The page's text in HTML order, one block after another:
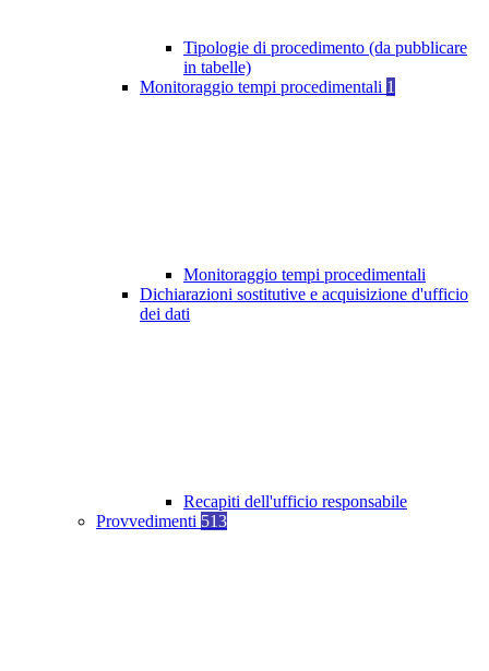
Tipologie di procedimento (da pubblicare
in tabelle)
Monitoraggio tempi procedimentali 1
Monitoraggio tempi procedimentali
Dichiarazioni sostitutive e acquisizione d'ufficio
dei dati
Recapiti dell'ufficio responsabile
Provvedimenti 513